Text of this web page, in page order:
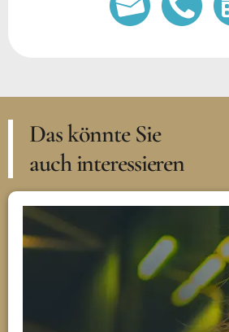
Das könnte Sie
auch interessieren